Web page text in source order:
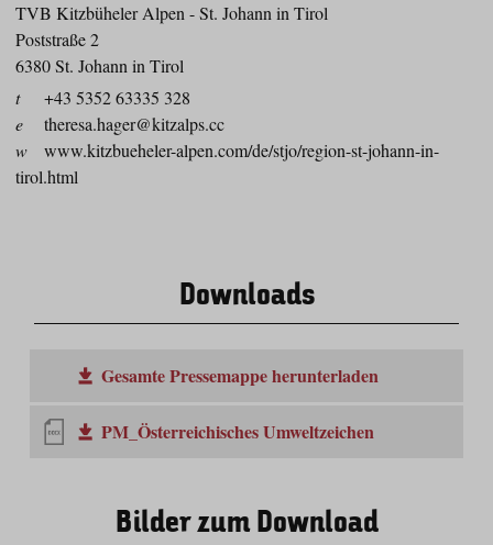
TVB Kitzbüheler Alpen - St. Johann in Tirol
Poststraße 2
6380 St. Johann in Tirol
t
+43 5352 63335 328
e
theresa.hager@kitzalps.cc
w
www.kitzbueheler-alpen.com/de/stjo/region-st-johann-in-
tirol.html
Downloads
Gesamte Pressemappe herunterladen
PM_Österreichisches Umweltzeichen
Bilder zum Download